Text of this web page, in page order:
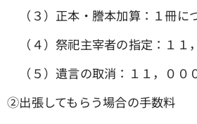
（３）正本・謄本加算：１冊に
（４）祭祀主宰者の指定：１１
（５）遺言の取消：１１，００
➁出張してもらう場合の手数料